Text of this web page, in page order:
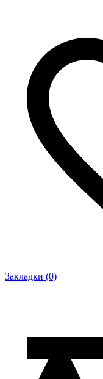
Закладки (0)